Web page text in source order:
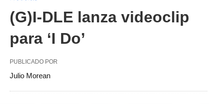
(G)I-DLE lanza videoclip
para ‘I Do’
PUBLICADO POR
Julio Morean